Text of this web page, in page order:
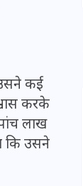
कई
करके
लाख
कि उसने